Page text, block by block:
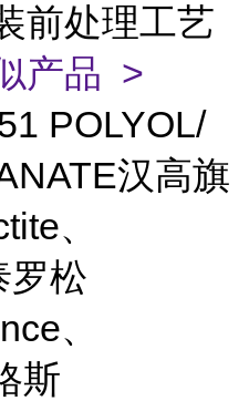
前处理工艺
产品 >
POLYOL/
汉高旗
、
罗松
、
斯